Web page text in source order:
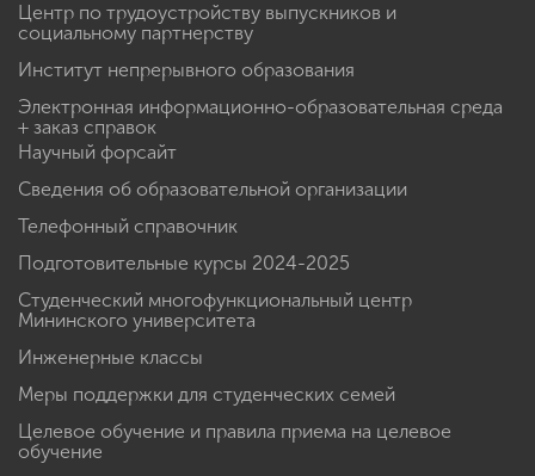
Центр по трудоустройству выпускников и
социальному партнерству
Институт непрерывного образования
Электронная информационно-образовательная среда
+ заказ справок
Научный форсайт
Сведения об образовательной организации
Телефонный справочник
Подготовительные курсы 2024-2025
Студенческий многофункциональный центр
Мининского университета
Инженерные классы
Меры поддержки для студенческих семей
Целевое обучение и правила приема на целевое
обучение